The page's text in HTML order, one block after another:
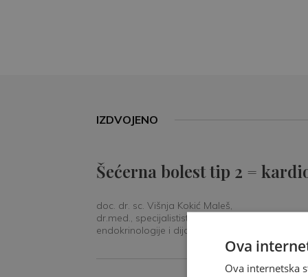
IZDVOJENO
Šećerna bolest tip 2 =
doc. dr. sc. Višnja Kokić Maleš,
dr.med., specijalististica
endokrinologije i dijabetologije
Ova
Ova internetska